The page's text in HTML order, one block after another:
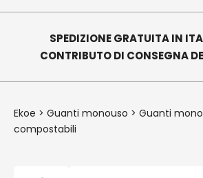
SPEDIZIONE GRATUITA IN
CONTRIBUTO DI CONSEGNA
Ekoe > Guanti monouso > Guanti
compostabili